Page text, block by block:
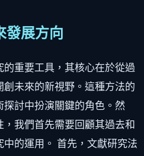
發展方向
重要工具，其核心在於從過
未來的新視野。這種方法的
討中扮演關鍵的角色。然
我們首先需要回顧其過去和
的運用。 首先，文獻研究法